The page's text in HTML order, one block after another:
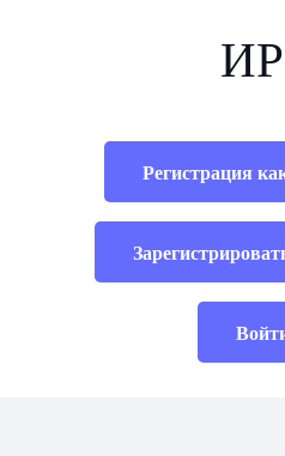
Регистрация